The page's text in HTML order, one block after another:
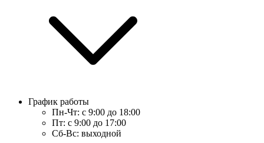
График работы
Пн-Чт: с 9:00 до 18:00
Пт: с 9:00 до 17:00
Сб-Вс: выходной